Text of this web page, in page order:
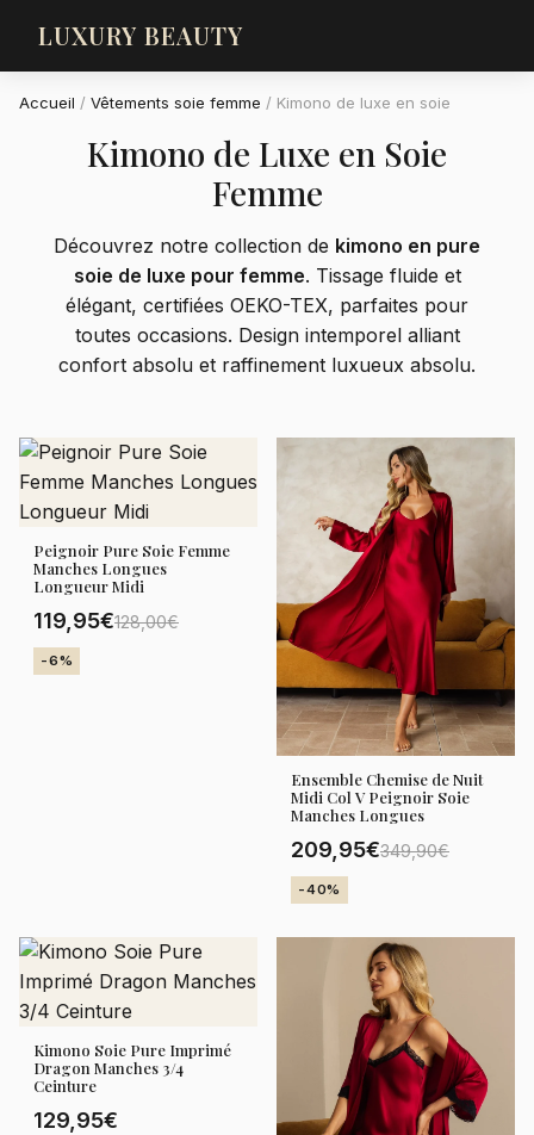
LUXURY BEAUTY
Accueil / Vêtements soie femme / Kimono de luxe en soie
Kimono de Luxe en Soie
Femme
Découvrez notre collection de kimono en pure
soie de luxe pour femme. Tissage fluide et
élégant, certifiées OEKO-TEX, parfaites pour
toutes occasions. Design intemporel alliant
confort absolu et raffinement luxueux absolu.
Peignoir Pure Soie Femme
Manches Longues
Longueur Midi
119,95€128,00€
-6%
Ensemble Chemise de Nuit
Midi Col V Peignoir Soie
Manches Longues
209,95€349,90€
-40%
Kimono Soie Pure Imprimé
Dragon Manches 3/4
Ceinture
129,95€